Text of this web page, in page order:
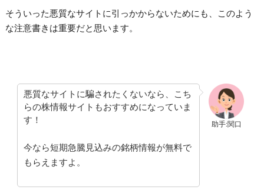
そういった悪質なサイトに引っかからないためにも、このよう
な注意書きは重要だと思います。
助手:関口
悪質なサイトに騙されたくないなら、こち
らの株情報サイトもおすすめになっていま
す！
今なら短期急騰見込みの銘柄情報が無料で
もらえますよ。